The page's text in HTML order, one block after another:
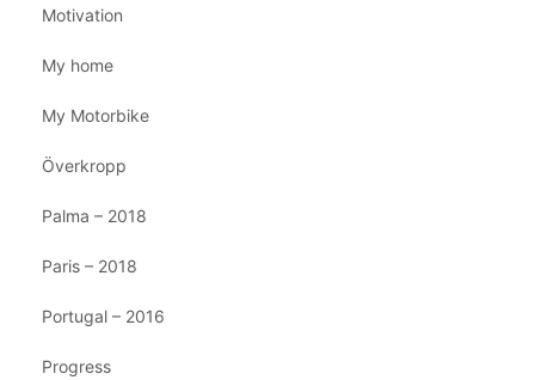
Motivation
My home
My Motorbike
Överkropp
Palma – 2018
Paris – 2018
Portugal – 2016
Progress